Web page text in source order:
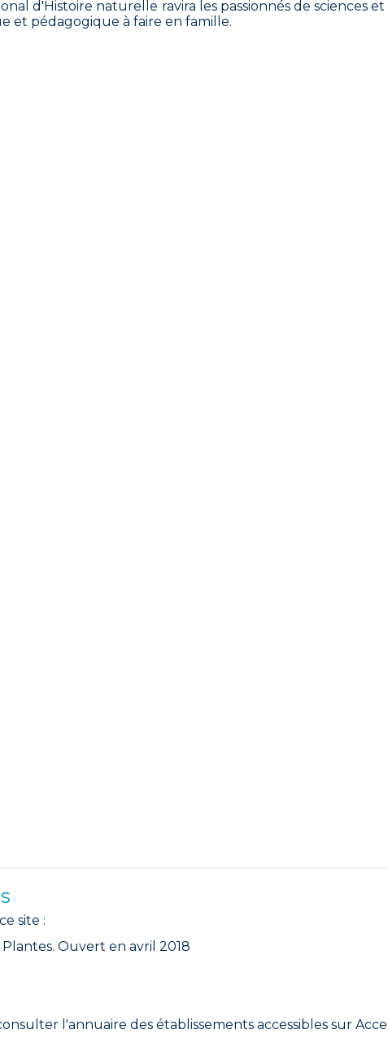
d'Histoire naturelle ravira les passionnés de sciences et
et pédagogique à faire en famille.
site :
Ouvert en avril 2018
l'annuaire des établissements accessibles sur